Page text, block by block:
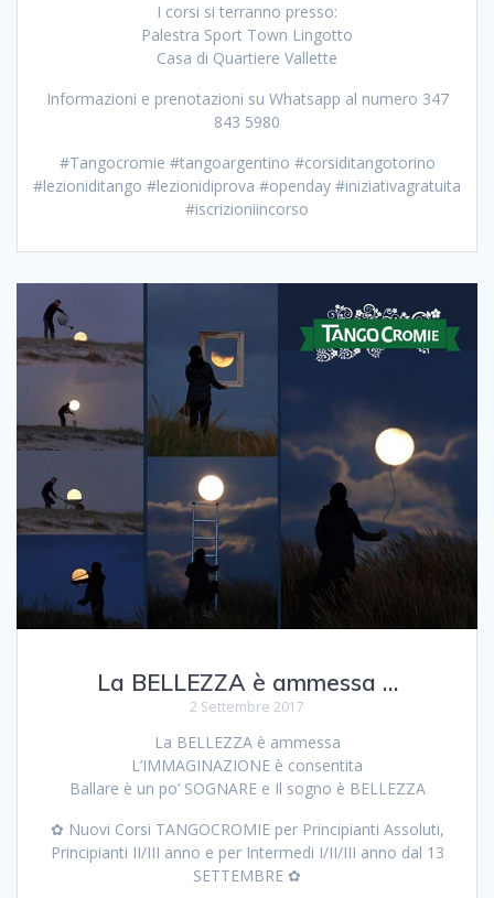
I corsi si terranno presso:
Palestra Sport Town Lingotto
Casa di Quartiere Vallette
Informazioni e prenotazioni su Whatsapp al numero 347
843 5980
#Tangocromie #tangoargentino #corsiditangotorino
#lezioniditango #lezionidiprova #openday #iniziativagratuita
#iscrizioniincorso
La BELLEZZA è ammessa …
2 Settembre 2017
La BELLEZZA è ammessa
L’IMMAGINAZIONE è consentita
Ballare è un po’ SOGNARE e Il sogno è BELLEZZA
✿ Nuovi Corsi TANGOCROMIE per Principianti Assoluti,
Principianti II/III anno e per Intermedi I/II/III anno dal 13
SETTEMBRE ✿